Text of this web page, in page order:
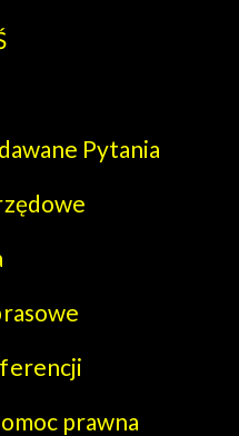
Pytania
prawna